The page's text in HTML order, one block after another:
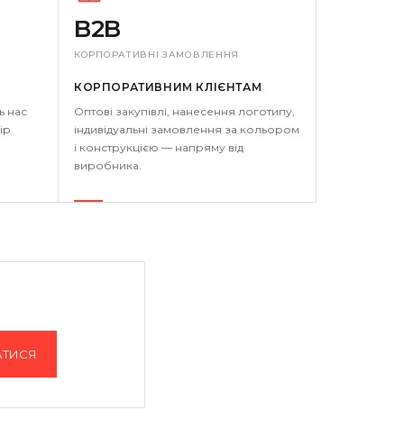
нас
B2B
КОРПОРАТИВНІ ЗАМОВЛЕННЯ
КОРПОРАТИВНИМ КЛІЄНТАМ
Оптові закупівлі, нанесення логотипу,
індивідуальні замовлення за кольором
і конструкцією — напряму від
виробника.